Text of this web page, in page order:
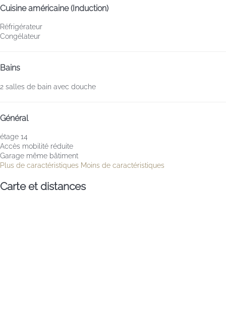
Cuisine américaine (Induction)
Réfrigérateur
Congélateur
Bains
2 salles de bain avec douche
Général
étage 14
Accès mobilité réduite
Garage même bâtiment
Plus de caractéristiques Moins de caractéristiques
Carte et distances